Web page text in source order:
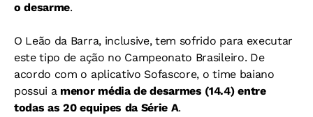
o desarme.
O Leão da Barra, inclusive, tem sofrido para executar
este tipo de ação no Campeonato Brasileiro. De
acordo com o aplicativo Sofascore, o time baiano
possui a menor média de desarmes (14.4) entre
todas as 20 equipes da Série A.